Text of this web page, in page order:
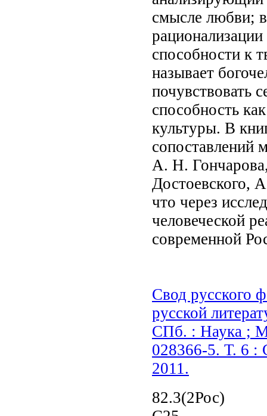
смысле любви;
способности к
называет
почувствовать
способность
культуры. В
А. Н.
Достоевского,
что через
человеческой
современной
Свод русского
русской
СПб. : Наука ;
028366-5. Т. 6 :
2011.
82.3(2Рос)